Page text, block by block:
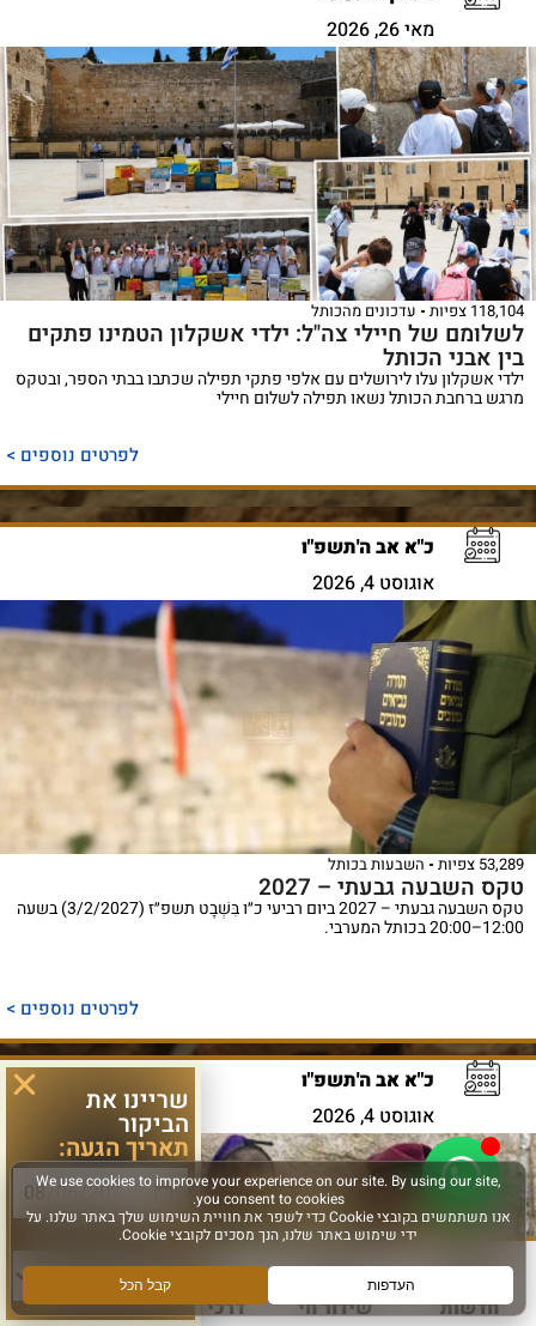
מאי 26, 2026
118,104 צפיות עדכונים מהכותל
לשלומם של חיילי צה"ל: ילדי אשקלון הטמינו פתקים
בין אבני הכותל
ילדי אשקלון עלו לירושלים עם אלפי פתקי תפילה שכתבו בבתי הספר, ובטקס
מרגש ברחבת הכותל נשאו תפילה לשלום חיילי
לפרטים נוספים >
כ"א אב ה'תשפ"ו
אוגוסט 4, 2026
53,289 צפיות השבעות בכותל
טקס השבעה גבעתי – 2027
טקס השבעה גבעתי – 2027 ביום רביעי כ״ו בִּשְׁבָט תשפ״ז (3/2/2027) בשעה
12:00–20:00 בכותל המערבי.
לפרטים נוספים >
כ"א אב ה'תשפ"ו
אוגוסט 4, 2026
חדשות שידור חי דרכי הגעה עוד
שריינו את
הביקור
תאריך הגעה:
סוג פעילות: